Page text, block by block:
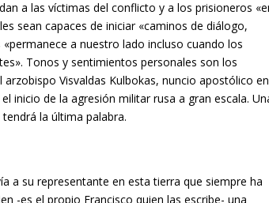
a las víctimas del conflicto y a los prisioneros
sean capaces de iniciar «caminos de diálogo,
a nuestro lado incluso cuando los
Tonos y sentimientos personales son los
Visvaldas Kulbokas, nuncio apostólico en
inicio de la agresión militar rusa a gran escala.
la última palabra.
a su representante en esta tierra que siempre ha
-es el propio Francisco quien las escribe- una